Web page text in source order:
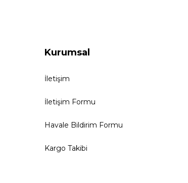
Kurumsal
İletişim
İletişim Formu
Havale Bildirim Formu
Kargo Takibi